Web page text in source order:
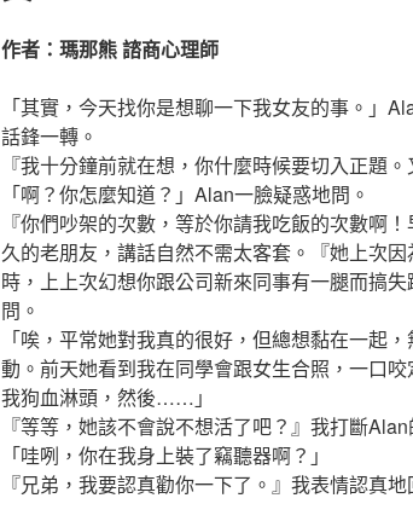
作者：瑪那熊 諮商心理師
「其實，今天找你是想聊一下我女友的事。」
話鋒一轉。
『我十分鐘前就在想，你什麼時候要切入正題。
「啊？你怎麼知道？」Alan一臉疑惑地問。
『你們吵架的次數，等於你請我吃飯的次數啊
久的老朋友，講話自然不需太客套。『她上次
時，上上次幻想你跟公司新來同事有一腿而搞
問。
「唉，平常她對我真的很好，但總想黏在一起
動。前天她看到我在同學會跟女生合照，一口
我狗血淋頭，然後……」
『等等，她該不會說不想活了吧？』我打斷Alan
「哇咧，你在我身上裝了竊聽器啊？」
『兄弟，我要認真勸你一下了。』我表情認真地